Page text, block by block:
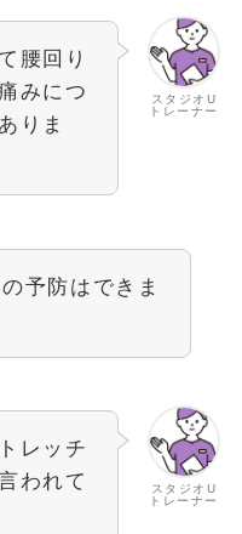
スタジオU
トレーナー
腰回り
みにつ
りま
予防はできま
スタジオU
トレーナー
レッチ
われて